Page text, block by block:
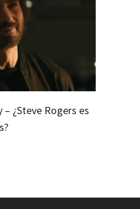
¿Steve Rogers es